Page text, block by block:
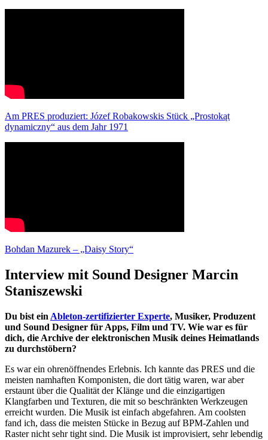
Am PRES produziert: Józef Robakowskis Stück „Prostokąt
dynamiczny“ aus dem Jahr 1971
Bohdan Mazurek – „Daisy Story“
Interview mit Sound Designer Marcin
Staniszewski
Du bist ein Ableton-zertifizierter Experte, Musiker, Produzent
und Sound Designer für Apps, Film und TV. Wie war es für
dich, die Archive der elektronischen Musik deines Heimatlands
zu durchstöbern?
Es war ein ohrenöffnendes Erlebnis. Ich kannte das PRES und die
meisten namhaften Komponisten, die dort tätig waren, war aber
erstaunt über die Qualität der Klänge und die einzigartigen
Klangfarben und Texturen, die mit so beschränkten Werkzeugen
erreicht wurden. Die Musik ist einfach abgefahren. Am coolsten
fand ich, dass die meisten Stücke in Bezug auf BPM-Zahlen und
Raster nicht sehr tight sind. Die Musik ist improvisiert, sehr lebendig